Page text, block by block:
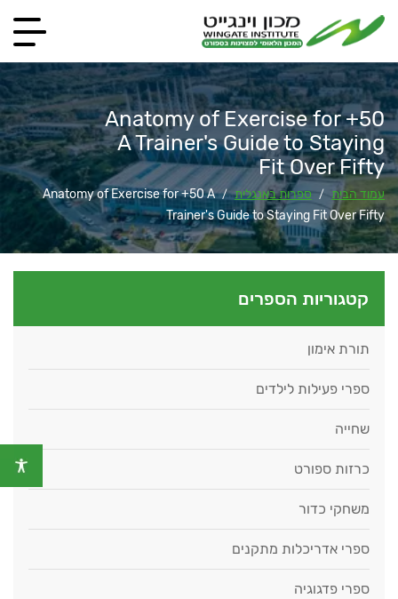
Anatomy of Exercise for +50
A Trainer's Guide to Staying
Fit Over Fifty
עמוד הבית / ספרות באנגלית /
Anatomy of Exercise for +50 A
Trainer's Guide to Staying Fit Over Fifty
קטגוריות הספרים
תורת אימון
ספרי פעילות לילדים
שחייה
כרזות ספורט
משחקי כדור
ספרי אדריכלות מתקנים
ספרי פדגוגיה